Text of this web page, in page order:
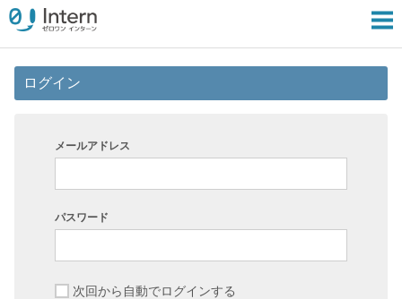
ログイン
メールアドレス
パスワード
次回から自動でログインする